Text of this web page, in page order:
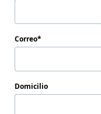
Correo
Domicilio